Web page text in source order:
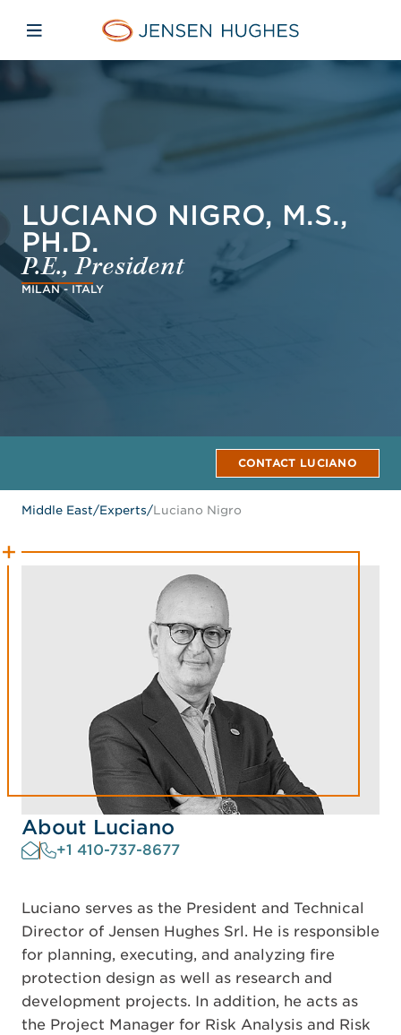
Jensen Hughes Middle
Open mobile navigation
LUCIANO NIGRO, M.S.,
PH.D.
P.E., President
MILAN - ITALY
CONTACT LUCIANO
Middle East/Experts/Luciano Nigro
About Luciano
+1 410-737-8677
Luciano serves as the President and Technical
Director of Jensen Hughes Srl. He is responsible
for planning, executing, and analyzing fire
protection design as well as research and
development projects. In addition, he acts as
the Project Manager for Risk Analysis and Risk